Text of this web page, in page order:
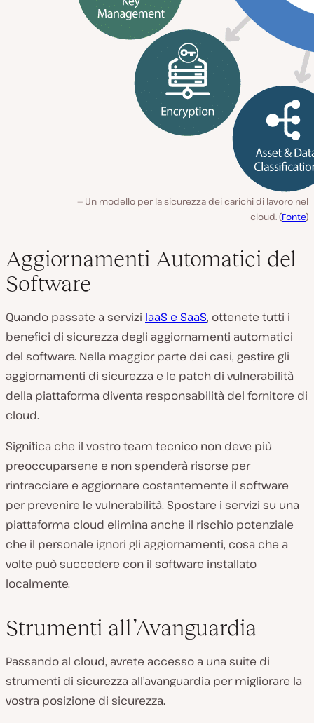
Un modello per la sicurezza dei carichi di lavoro nel
cloud. (Fonte)
Aggiornamenti Automatici del
Software
Quando passate a servizi IaaS e SaaS, ottenete tutti i
benefici di sicurezza degli aggiornamenti automatici
del software. Nella maggior parte dei casi, gestire gli
aggiornamenti di sicurezza e le patch di vulnerabilità
della piattaforma diventa responsabilità del fornitore di
cloud.
Significa che il vostro team tecnico non deve più
preoccuparsene e non spenderà risorse per
rintracciare e aggiornare costantemente il software
per prevenire le vulnerabilità. Spostare i servizi su una
piattaforma cloud elimina anche il rischio potenziale
che il personale ignori gli aggiornamenti, cosa che a
volte può succedere con il software installato
localmente.
Strumenti all’Avanguardia
Passando al cloud, avrete accesso a una suite di
strumenti di sicurezza all’avanguardia per migliorare la
vostra posizione di sicurezza.